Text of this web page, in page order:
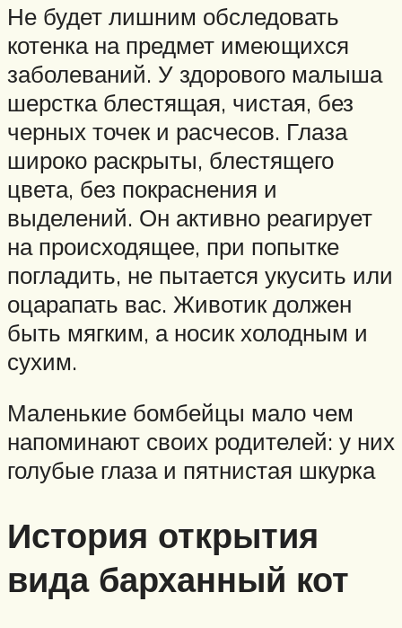
Не будет лишним обследовать
котенка на предмет имеющихся
заболеваний. У здорового малыша
шерстка блестящая, чистая, без
черных точек и расчесов. Глаза
широко раскрыты, блестящего
цвета, без покраснения и
выделений. Он активно реагирует
на происходящее, при попытке
погладить, не пытается укусить или
оцарапать вас. Животик должен
быть мягким, а носик холодным и
сухим.
Маленькие бомбейцы мало чем
напоминают своих родителей: у них
голубые глаза и пятнистая шкурка
История открытия
вида барханный кот